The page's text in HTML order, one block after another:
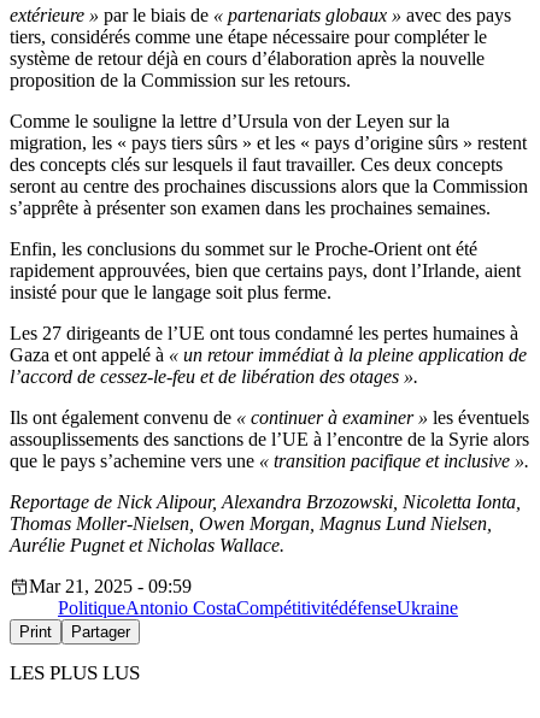
extérieure » par le biais de « partenariats globaux » avec des pays
tiers, considérés comme une étape nécessaire pour compléter le
système de retour déjà en cours d’élaboration après la nouvelle
proposition de la Commission sur les retours.
Comme le souligne la lettre d’Ursula von der Leyen sur la
migration, les « pays tiers sûrs » et les « pays d’origine sûrs » restent
des concepts clés sur lesquels il faut travailler. Ces deux concepts
seront au centre des prochaines discussions alors que la Commission
s’apprête à présenter son examen dans les prochaines semaines.
Enfin, les conclusions du sommet sur le Proche-Orient ont été
rapidement approuvées, bien que certains pays, dont l’Irlande, aient
insisté pour que le langage soit plus ferme.
Les 27 dirigeants de l’UE ont tous condamné les pertes humaines à
Gaza et ont appelé à « un retour immédiat à la pleine application de
l’accord de cessez-le-feu et de libération des otages ».
Ils ont également convenu de « continuer à examiner » les éventuels
assouplissements des sanctions de l’UE à l’encontre de la Syrie alors
que le pays s’achemine vers une « transition pacifique et inclusive ».
Reportage de Nick Alipour, Alexandra Brzozowski, Nicoletta Ionta,
Thomas Moller-Nielsen, Owen Morgan, Magnus Lund Nielsen,
Aurélie Pugnet et Nicholas Wallace.
Mar 21, 2025 - 09:59
PolitiqueAntonio CostaCompétitivitédéfenseUkraine
Print Partager
LES PLUS LUS